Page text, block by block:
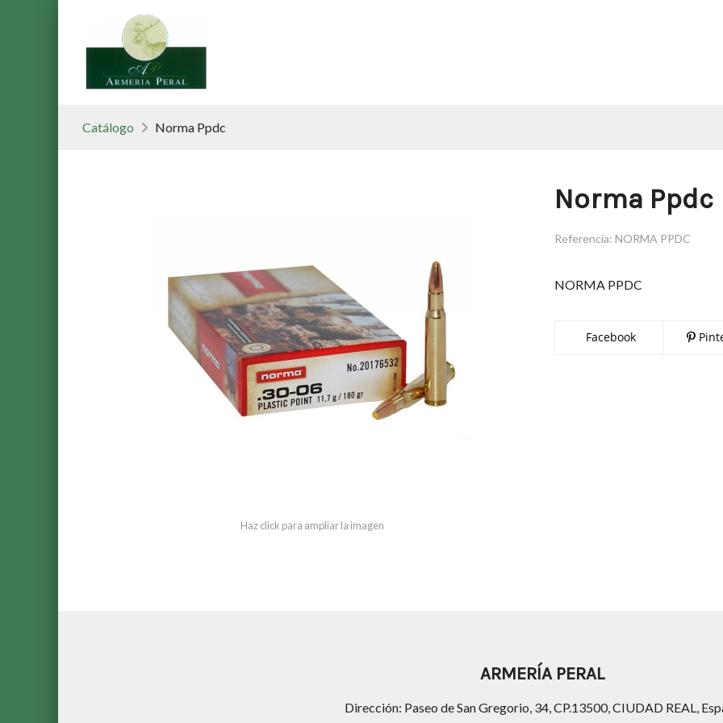
Catálogo Norma Ppdc
Haz click para ampliar la imagen
Norma Ppdc
Referencia: NORMA PPDC
NORMA PPDC
Facebook
ARMERÍA PERAL
Dirección: Paseo de San Gregorio, 34, CP.13500, CIUDAD REAL,